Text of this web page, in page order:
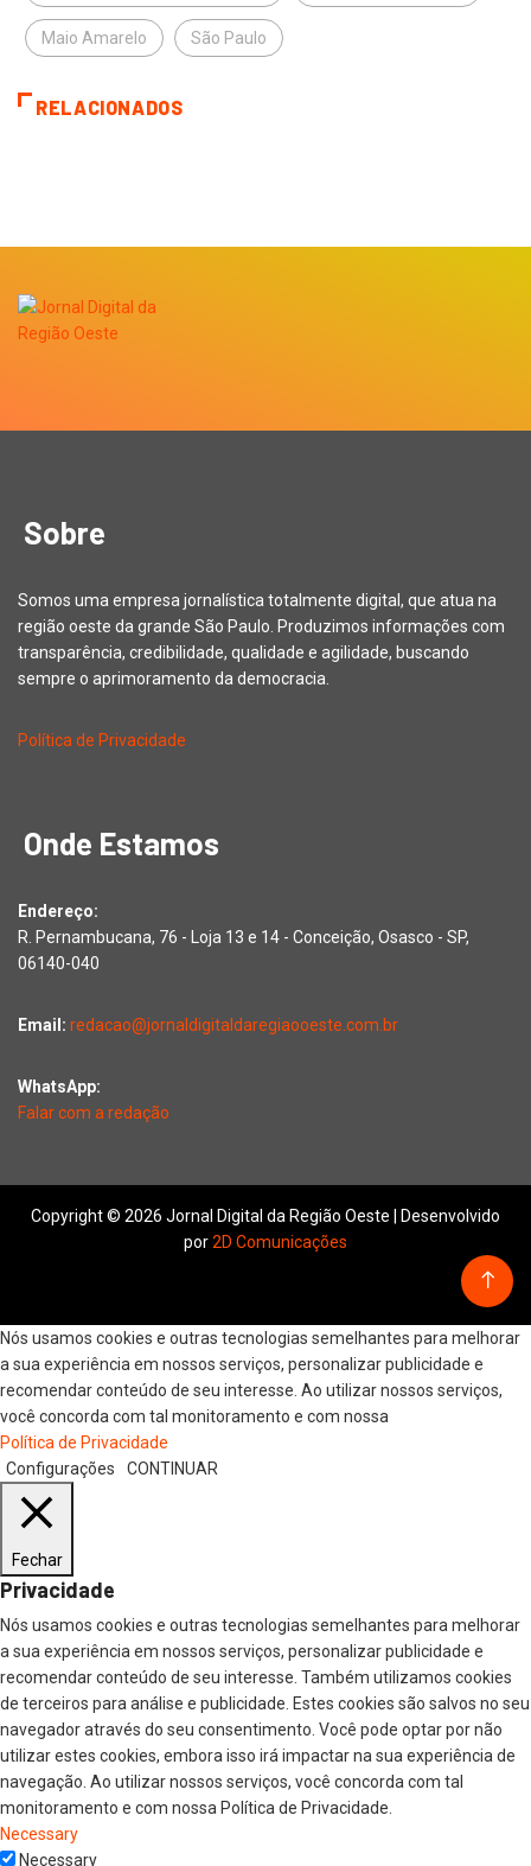
Maio Amarelo São Paulo
RELACIONADOS
Sobre
Somos uma empresa jornalística totalmente digital, que atua na
região oeste da grande São Paulo. Produzimos informações com
transparência, credibilidade, qualidade e agilidade, buscando
sempre o aprimoramento da democracia.
Política de Privacidade
Onde Estamos
Endereço:
R. Pernambucana, 76 - Loja 13 e 14 - Conceição, Osasco - SP,
06140-040
Email: redacao@jornaldigitaldaregiaooeste.com.br
WhatsApp:
Falar com a redação
Copyright © 2026 Jornal Digital da Região Oeste | Desenvolvido
por2D Comunicações
Nós usamos cookies e outras tecnologias semelhantes para melhorar
a sua experiência em nossos serviços, personalizar publicidade e
recomendar conteúdo de seu interesse. Ao utilizar nossos serviços,
você concorda com tal monitoramento e com nossa
Política de Privacidade
Configurações
CONTINUAR
Fechar
Privacidade
Nós usamos cookies e outras tecnologias semelhantes para melhorar
a sua experiência em nossos serviços, personalizar publicidade e
recomendar conteúdo de seu interesse. Também utilizamos cookies
de terceiros para análise e publicidade. Estes cookies são salvos no seu
navegador através do seu consentimento. Você pode optar por não
utilizar estes cookies, embora isso irá impactar na sua experiência de
navegação. Ao utilizar nossos serviços, você concorda com tal
monitoramento e com nossa Política de Privacidade.
Necessary
Necessary